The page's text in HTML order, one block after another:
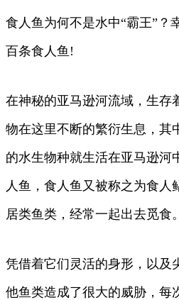
食人鱼为何不是水中“霸王”？
百条食人鱼!
在神秘的亚马逊河流域，生存
物在这里不断的繁衍生息，其
的水生物种就生活在亚马逊河
人鱼，食人鱼又被称之为食人
居类鱼类，经常一起出去觅食。
凭借着它们灵活的身形，以及
他鱼类造成了很大的威胁，每